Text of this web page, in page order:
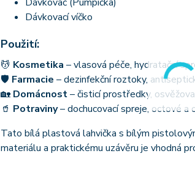
Dávkovací víčko
Použití:
💆 Kosmetika – vlasová péče, hydratační
🛡 Farmacie – dezinfekční roztoky,
🏡 Domácnost– čisticí prostředky,
🥤 Potraviny– dochucovací spreje, octové a
Tato bílá plastová lahvička s bílým
materiálu a praktickému uzávěru je vhodná